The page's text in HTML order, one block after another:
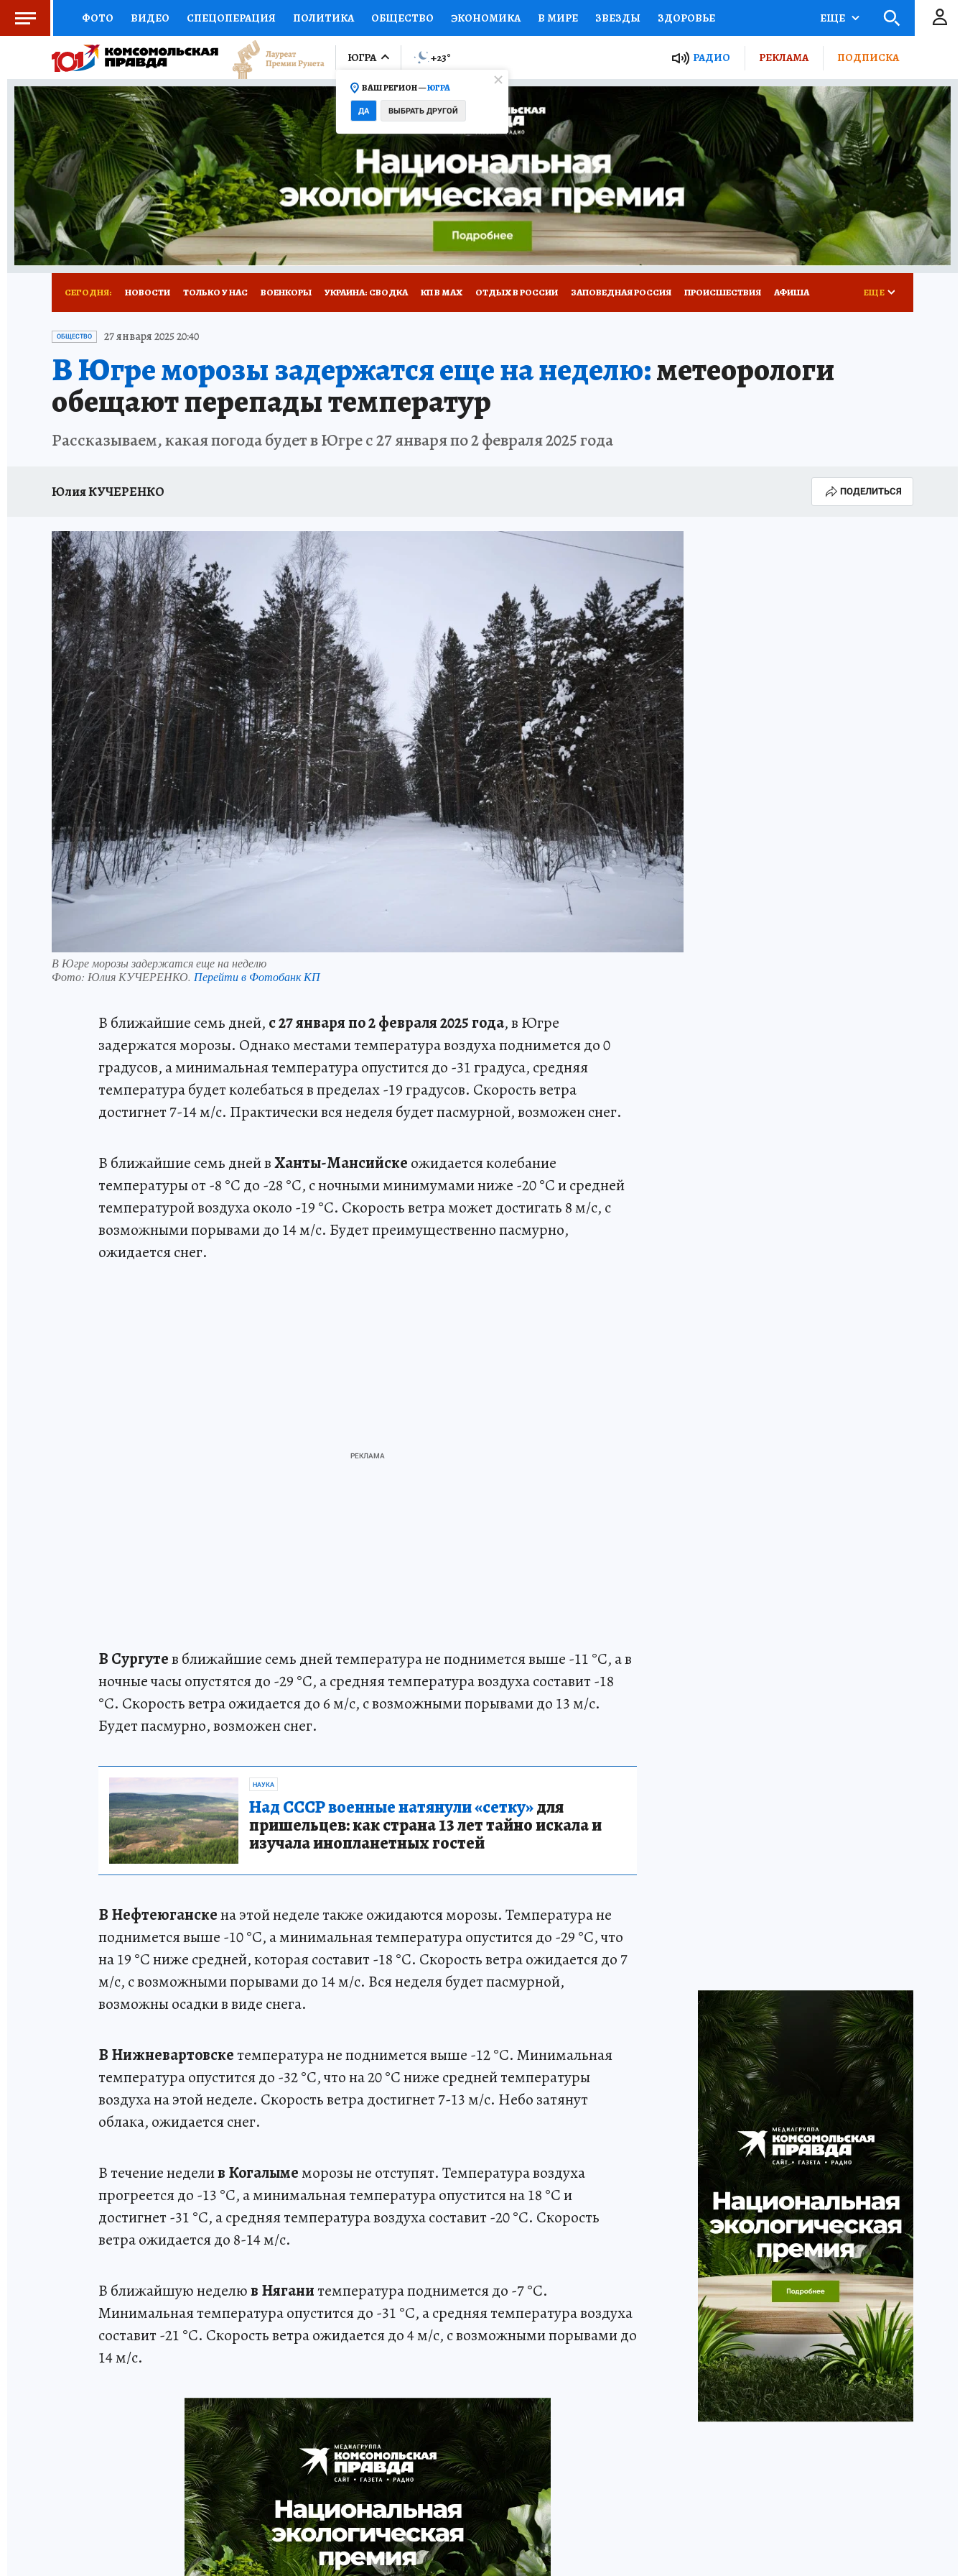
ФОТО ВИДЕО СПЕЦОПЕРАЦИЯ ПОЛИТИКА ОБЩЕСТВО ЭКОНОМИКА В МИРЕ ЗВЕЗДЫ ЗДОРОВЬЕ
СОЦПОДДЕРЖКА НАУКА СПОРТ КОЛУМНИСТЫ ПРОИСШЕСТВИЯ НАЦИОНАЛЬНЫЕ ПРОЕКТЫ РОССИИ
ВЫБОР ЭКСПЕРТОВ ДОКТОР ФИНАНСЫ ОТКРЫВАЕМ МИР СЕМЬЯ ЖЕНСКИЕ СЕКРЕТЫ ПУТЕВОДИТЕЛЬ
КНИЖНАЯ ПОЛКА ПРОГНОЗЫ НА СПОРТ ПРОМОКОДЫ СЕРИАЛЫ СПЕЦПРОЕКТЫ ДЕФИЦИТ ЖЕЛЕЗА ТУРИЗМ
ПРЕСС-ЦЕНТР НЕДВИЖИМОСТЬ ТЕЛЕВИЗОР КОЛЛЕКЦИИ КОНКУРСЫ РАБОТА У НАС ГИД ПОТРЕБИТЕЛЯ ВСЕ О КП
РАДИО КП РЕКЛАМА ТЕСТЫ НОВОЕ НА САЙТЕ
ЕЩЕ
ЮГРА
ВАШ РЕГИОН —ЮГРА
ДА ВЫБРАТЬ ДРУГОЙ
+23° РАДИО РЕКЛАМА ПОДПИСКА
СЕГОДНЯ: НОВОСТИ ТОЛЬКО У НАС ВОЕНКОРЫ УКРАИНА: СВОДКА КП В МАХ ОТДЫХ В РОССИИ ЗАПОВЕДНАЯ РОССИЯ ПРОИСШЕСТВИЯ АФИША
ИСПЫТАНО НА СЕБЕ
ЕЩЕ
ОБЩЕСТВО 27 января 2025 20:40
В Югре морозы задержатся еще на неделю:метеорологи
обещают перепады температур
Рассказываем, какая погода будет в Югре с 27 января по 2 февраля 2025 года
Юлия КУЧЕРЕНКО ПОДЕЛИТЬСЯ
В Югре морозы задержатся еще на неделю
Фото: Юлия КУЧЕРЕНКО. Перейти в Фотобанк КП
В ближайшие семь дней, с 27 января по 2 февраля 2025 года, в Югре
задержатся морозы. Однако местами температура воздуха поднимется до 0
градусов, а минимальная температура опустится до -31 градуса, средняя
температура будет колебаться в пределах -19 градусов. Скорость ветра
достигнет 7-14 м/с. Практически вся неделя будет пасмурной, возможен снег.
В ближайшие семь дней вХанты-Мансийске ожидается колебание
температуры от -8 °C до -28 °C, с ночными минимумами ниже -20 °C и средней
температурой воздуха около -19 °C. Скорость ветра может достигать 8 м/с, с
возможными порывами до 14 м/с. Будет преимущественно пасмурно,
ожидается снег.
В Сургутев ближайшие семь дней температура не поднимется выше -11 °C, а в
ночные часы опустятся до -29 °C, а средняя температура воздуха составит -18
°C. Скорость ветра ожидается до 6 м/с, с возможными порывами до 13 м/с.
Будет пасмурно, возможен снег.
НАУКА
Над СССР военные натянули «сетку»для
пришельцев: как страна 13 лет тайно искала и
изучала инопланетных гостей
В Нефтеюганскена этой неделе также ожидаются морозы. Температура не
поднимется выше -10 °C, а минимальная температура опустится до -29 °C, что
на 19 °C ниже средней, которая составит -18 °C. Скорость ветра ожидается до 7
м/с, с возможными порывами до 14 м/с. Вся неделя будет пасмурной,
возможны осадки в виде снега.
В Нижневартовскетемпература не поднимется выше -12 °C. Минимальная
температура опустится до -32 °C, что на 20 °C ниже средней температуры
воздуха на этой неделе. Скорость ветра достигнет 7-13 м/с. Небо затянут
облака, ожидается снег.
В течение неделив Когалымеморозы не отступят. Температура воздуха
прогреется до -13 °C, а минимальная температура опустится на 18 °C и
достигнет -31 °C, а средняя температура воздуха составит -20 °C. Скорость
ветра ожидается до 8-14 м/с.
В ближайшую неделюв Няганитемпература поднимется до -7 °C.
Минимальная температура опустится до -31 °C, а средняя температура воздуха
составит -21 °C. Скорость ветра ожидается до 4 м/с, с возможными порывами до
14 м/с.